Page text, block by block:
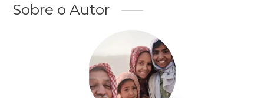
Sobre o Autor